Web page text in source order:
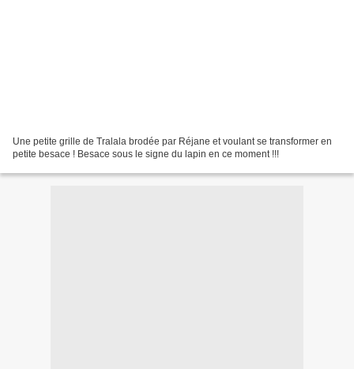
Une petite grille de Tralala brodée par Réjane et voulant se transformer en
petite besace ! Besace sous le signe du lapin en ce moment !!!